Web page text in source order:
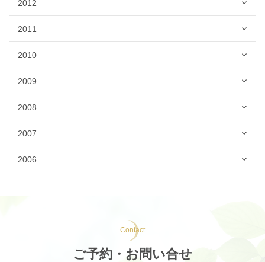
2012
2011
2010
2009
2008
2007
2006
Contact
ご予約・お問い合せ